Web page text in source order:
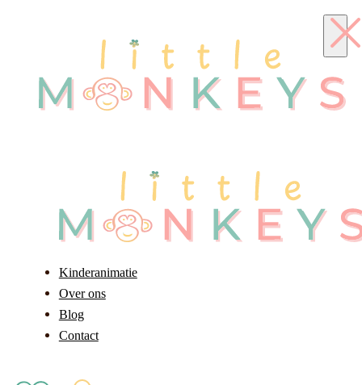
Kinderanimatie
Over ons
Blog
Contact